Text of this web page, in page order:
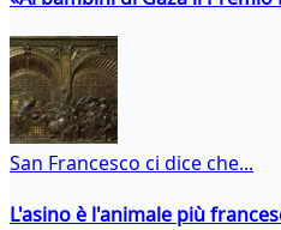
San Francesco ci dice che...
L'asino è l'animale più